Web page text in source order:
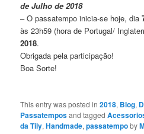
de Julho de 2018
– O passatempo inicia-se hoje, dia
às 23h59 (hora de Portugal/
2018.
Obrigada pela participação!
Boa Sorte!
This entry was posted in2018, Blog,
Passatemposand tagged
da Tily,Handmade,passatempoby